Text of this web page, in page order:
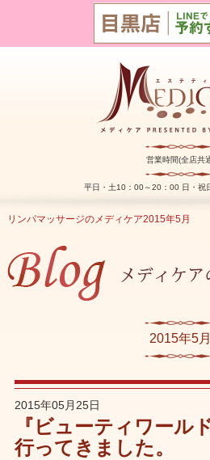
営業時間(全店共
平日・土10：00～20：00 日・祝
リンパマッサージのメディケア2015年5月
2015年5月
2015年05月25日
『ビューティワール
行ってきました。